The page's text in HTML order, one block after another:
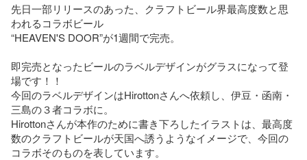
先日一部リリースのあった、クラフトビール界最高度数と思
われるコラボビール
“HEAVEN'S DOOR”が1週間で完売。
即完売となったビールのラベルデザインがグラスになって登
場です！！
今回のラベルデザインはHirottonさんへ依頼し、伊豆・函南・
三島の３者コラボに。
Hirottonさんが本作のために書き下ろしたイラストは、最高度
数のクラフトビールが天国へ誘うようなイメージで、今回の
コラボそのものを表しています。